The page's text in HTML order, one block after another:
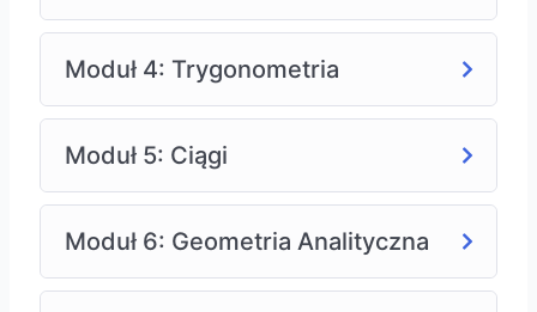
Moduł 4: Trygonometria
Moduł 5: Ciągi
Moduł 6: Geometria Analityczna